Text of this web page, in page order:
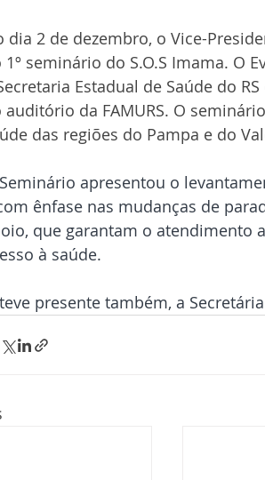
dia 2 de dezembro, o Vice-
1º seminário do S.O.S Imama. O
Estadual de Saúde do
auditório da FAMURS. O
das regiões do Pampa e do
apresentou o
ênfase nas mudanças de
que garantam o atendimento
à saúde.
presente também, a